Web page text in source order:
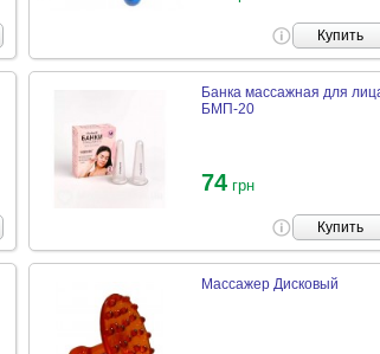
Купить
Банка массажная для
БМП-20
74 грн
Купить
Массажер Дисковый